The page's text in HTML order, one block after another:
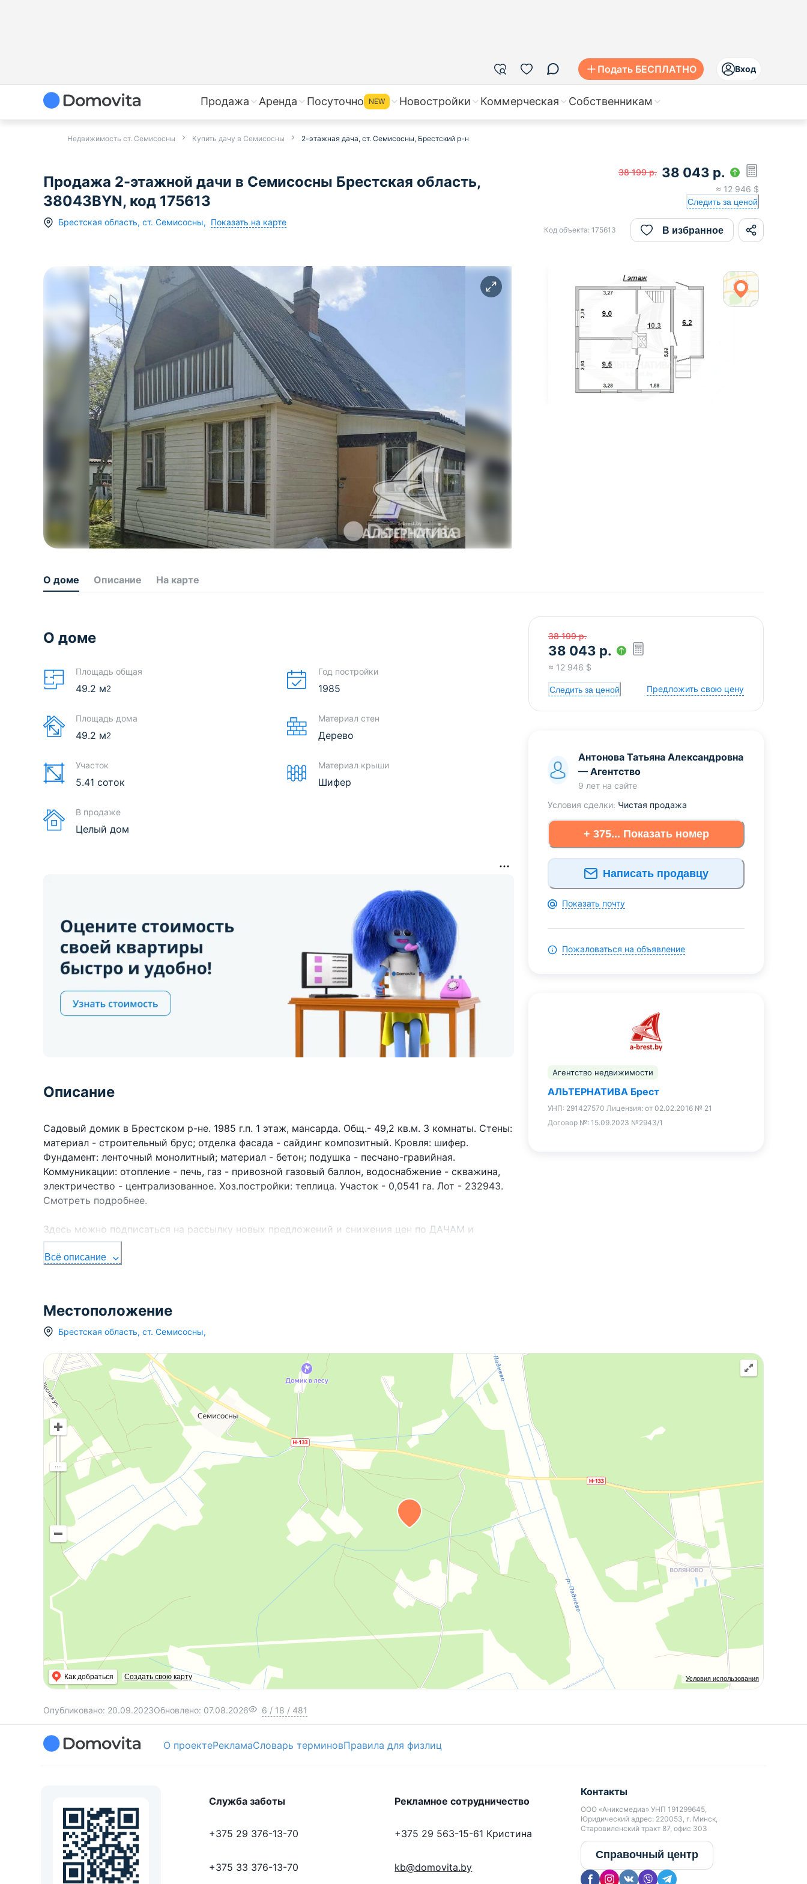
Подать БЕСПЛАТНО Вход
Продажа Аренда Посуточно NEW Новостройки Коммерческая Собственникам
Недвижимость ст. Семисосны Купить дачу в Семисосны 2-этажная дача, ст. Семисосны, Брестский р-н
Продажа 2-этажной дачи в Семисосны Брестская область,
38043BYN, код 175613
Брестская область, ст. Семисосны, Показать на карте
38 199 р. 38 043 р.
≈ 12 946 $
Следить за ценой
Код объекта: 175613 В избранное
О доме Описание На карте
О доме
Площадь общая
49.2 м2
Площадь дома
49.2 м2
Участок
5.41 соток
В продаже
Целый дом
Год постройки
1985
Материал стен
Дерево
Материал крыши
Шифер
Описание
Садовый домик в Брестском р-не. 1985 г.п. 1 этаж, мансарда. Общ.- 49,2 кв.м. 3 комнаты. Стены:
материал - строительный брус; отделка фасада - сайдинг композитный. Кровля: шифер.
Фундамент: ленточный монолитный; материал - бетон; подушка - песчано-гравийная.
Коммуникации: отопление - печь, газ - привозной газовый баллон, водоснабжение - скважина,
электричество - централизованное. Хоз.постройки: теплица. Участок - 0,0541 га. Лот - 232943.
Смотреть подробнее.
Здесь можно подписаться на рассылку новых предложений и снижения цен по ДАЧАМ и
УЧАСТКАМ в Брестском регионе прямо Вам в Viber или Telegram ЗАО «АЛЬТЕРНАТИВА Брест».
УНП 291427570 Лицензия № 02240/303 от 02.02.2016г. Договор номер 2943/1 от 15.09.2023
Всё описание
38 199 р.
38 043 р.
≈ 12 946 $
Следить за ценой Предложить свою цену
Антонова Татьяна Александровна
— Агентство
9 летна сайте
Условия сделки: Чистая продажа
+ 375... Показать номер
Написать продавцу
Показать почту
Пожаловаться на объявление
Агентство недвижимости
АЛЬТЕРНАТИВА Брест
УНП: 291427570 Лицензия: от 02.02.2016 № 21
Договор №: 15.09.2023 №2943/1
Местоположение
Брестская область, ст. Семисосны,
Условия использования
Как добраться Создать свою карту
Опубликовано: 20.09.2023Обновлено: 07.08.2026 6 / 18 / 481
О проектеРекламаСловарь терминовПравила для физлиц
Служба заботы
+375 29 376-13-70
+375 33 376-13-70
Рекламное сотрудничество
+375 29 563-15-61 Кристина
kb@domovita.by
Контакты
ООО «Аниксмедиа» УНП 191299645,
Юридический адрес: 220053, г. Минск,
Старовиленский тракт 87, офис 303
Справочный центр